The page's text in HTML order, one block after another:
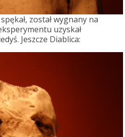
został wygnany na
uzyskał
Jeszcze Diablica: